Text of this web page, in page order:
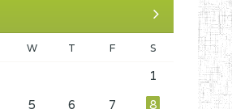
W T F S
1
5 6 7
8